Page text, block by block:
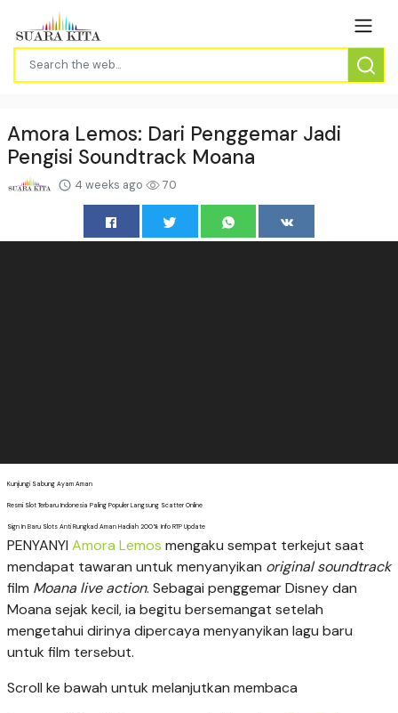
Amora Lemos: Dari Penggemar Jadi
Pengisi Soundtrack Moana
4 weeks ago 70
Kunjungi Sabung Ayam Aman
Resmi Slot Terbaru Indonesia Paling Populer Langsung Scatter Online
Sign In Baru Slots Anti Rungkad Aman Hadiah 200% Info RTP Update
PENYANYI Amora Lemos mengaku sempat terkejut saat
mendapat tawaran untuk menyanyikan original soundtrack
film Moana live action. Sebagai penggemar Disney dan
Moana sejak kecil, ia begitu bersemangat setelah
mengetahui dirinya dipercaya menyanyikan lagu baru
untuk film tersebut.
Scroll ke bawah untuk melanjutkan membaca